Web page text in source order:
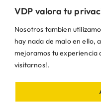
VDP valora tu
Nosotros tambien
hay nada de malo en ello,
mejoramos tu experiencia
visitarnos!.
© VDP 2000 - 2026